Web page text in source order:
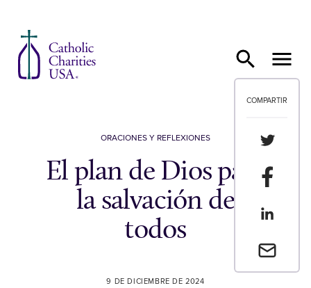
COMPARTIR
Envia un
ORACIONES Y REFLEXIONES
El plan de Dios para
la salvación de
todos
9 DE DICIEMBRE DE 2024